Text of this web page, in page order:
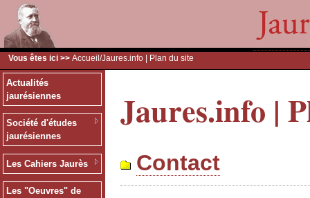
Vous êtes ici >> Accueil /Jaures.info | Plan du site
Actualités
jaurésiennes
Société d'études
jaurésiennes
Les Cahiers Jaurès
Les "Oeuvres" de
Jaures.info |
Contact